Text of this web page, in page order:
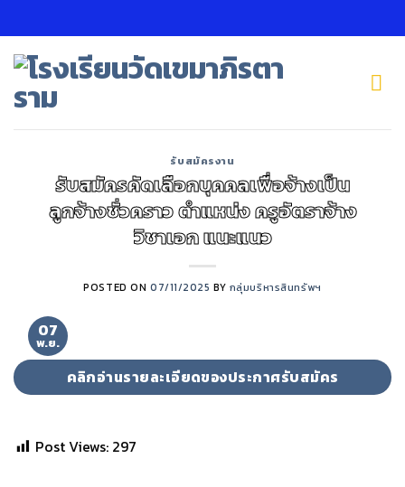
to
content
รับสมัครงาน
รับสมัครคัดเลือกบุคคลเพื่อจ้างเป็น
ลูกจ้างชั่วคราว ตำแหน่ง ครูอัตราจ้าง
วิชาเอก แนะแนว
POSTED ON 07/11/2025 BY กลุ่มบริหารสินทรัพฯ
07
พ.ย.
คลิกอ่านรายละเอียดของประกาศรับสมัคร
Post Views: 297